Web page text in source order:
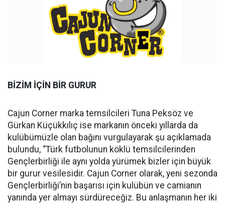
BİZİM İÇİN BİR GURUR
Cajun Corner marka temsilcileri Tuna Peksöz ve
Gürkan Küçükkılıç ise markanın önceki yıllarda da
kulübümüzle olan bağını vurgulayarak şu açıklamada
bulundu, “Türk futbolunun köklü temsilcilerinden
Gençlerbirliği ile aynı yolda yürümek bizler için büyük
bir gurur vesilesidir. Cajun Corner olarak, yeni sezonda
Gençlerbirliği’nin başarısı için kulübün ve camianın
yanında yer almayı sürdüreceğiz. Bu anlaşmanın her iki